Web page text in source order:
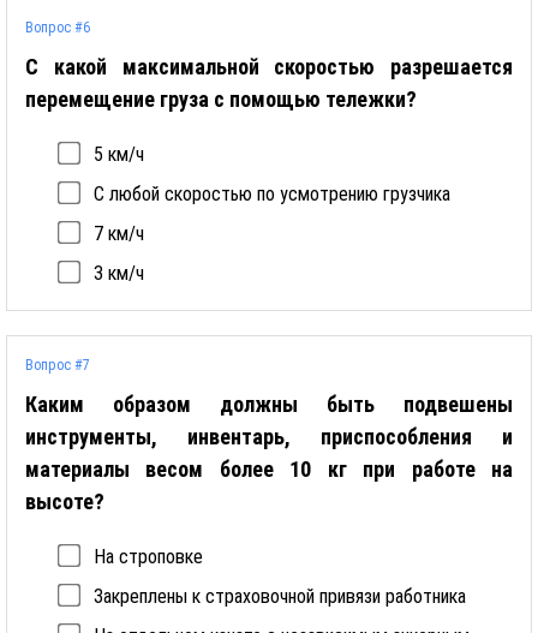
Вопрос #6
С какой максимальной скоростью разрешается
перемещение груза с помощью тележки?
5 км/ч
С любой скоростью по усмотрению грузчика
7 км/ч
3 км/ч
Вопрос #7
Каким образом должны быть подвешены
инструменты, инвентарь, приспособления и
материалы весом более 10 кг при работе на
высоте?
На строповке
Закреплены к страховочной привязи работника